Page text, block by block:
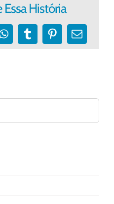
História
WhatsApp
TumblrPinterest
E-